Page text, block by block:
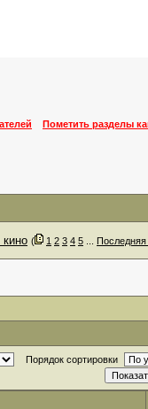
Пометить разделы
( 1 2 3 4 5 Последняя
Порядок сортировки